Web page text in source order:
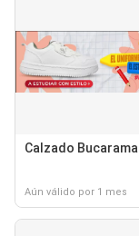
Calzado
Aún válido por 1 mes